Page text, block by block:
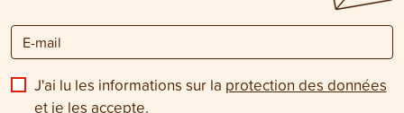
J'ai lu les informations sur la protection des données
et je les accepte.